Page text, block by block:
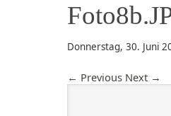
Donnerstag, 30. Juni
← Previous Next →